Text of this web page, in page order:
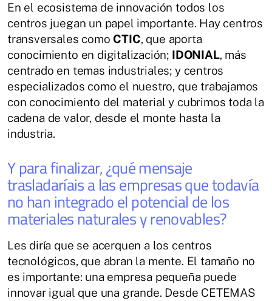
En el ecosistema de innovación todos los
centros juegan un papel importante. Hay centros
transversales como CTIC, que aporta
conocimiento en digitalización; IDONIAL, más
centrado en temas industriales; y centros
especializados como el nuestro, que trabajamos
con conocimiento del material y cubrimos toda la
cadena de valor, desde el monte hasta la
industria.
Y para finalizar, ¿qué mensaje
trasladaríais a las empresas que todavía
no han integrado el potencial de los
materiales naturales y renovables?
Les diría que se acerquen a los centros
tecnológicos, que abran la mente. El tamaño no
es importante: una empresa pequeña puede
innovar igual que una grande. Desde CETEMAS